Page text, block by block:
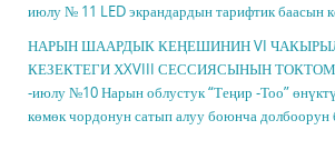
июлу № 11 LED экрандардын тарифтик баасын
НАРЫН ШААРДЫК КЕҢЕШИНИН VI
КЕЗЕКТЕГИ ХXVIII СЕССИЯСЫНЫН
-июлу №10 Нарын облустук “Теңир -Тоо”
көмөк чордонун сатып алуу боюнча долбоорун